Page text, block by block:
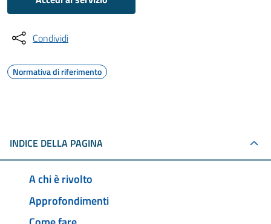
Condividi
Normativa di riferimento
INDICE DELLA PAGINA
A chi è rivolto
Approfondimenti